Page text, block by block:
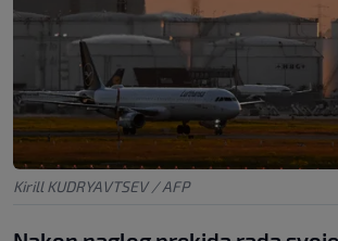
Kirill KUDRYAVTSEV / AFP